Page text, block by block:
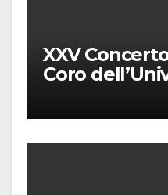
XXV
Coro
Puccini